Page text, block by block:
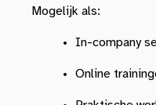
Mogelijk als:
In-company
Online